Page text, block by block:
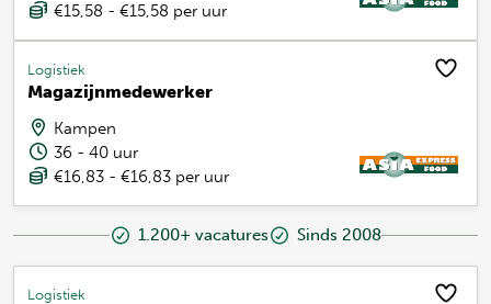
€15,58 - €15,58 per uur
Logistiek
Magazijnmedewerker
Kampen
36 - 40 uur
€16,83 - €16,83 per uur
1.200+ vacatures Sinds 2008
Logistiek